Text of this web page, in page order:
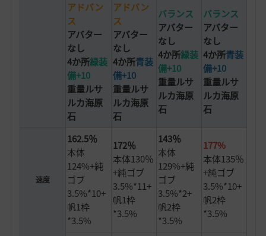
アドバン
ス
アバター
なし
4か所緑装
備+10
重量ルサ
ルカ海原
石
アドバン
ス
アバター
なし
4か所青装
備+10
重量ルサ
ルカ海原
石
バランス
アバター
なし
4か所緑装
備+10
重量ルサ
ルカ海原
石
バランス
アバター
なし
4か所青装
備+10
重量ルサ
ルカ海原
石
速度
162.5％
本体
124%+純
ゴブ
3.5%*10+
帆1枠
*3.5%
172％
本体130％
+純ゴブ
3.5%*11+
帆1枠
*3.5%
143％
本体
129%+純
ゴブ
3.5%*2+
帆2枠
*3.5%
177%
本体135％
+純ゴブ
3.5%*10+
帆2枠
*3.5%